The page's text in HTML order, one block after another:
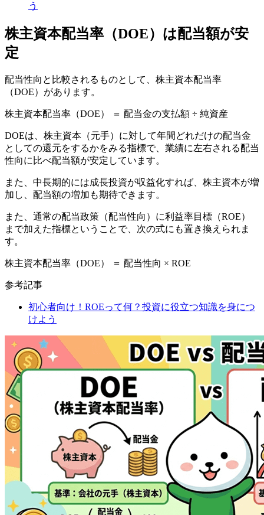
う
株主資本配当率（DOE）は配当額が安
定
配当性向と比較されるものとして、株主資本配当率
（DOE）があります。
株主資本配当率（DOE） ＝ 配当金の支払額 ÷ 純資産
DOEは、株主資本（元手）に対して年間どれだけの配当金
としての還元をするかをみる指標で、業績に左右される配当
性向に比べ配当額が安定しています。
また、中長期的には成長投資が収益化すれば、株主資本が増
加し、配当額の増加も期待できます。
また、通常の配当政策（配当性向）に利益率目標（ROE）
まで加えた指標ということで、次の式にも置き換えられま
す。
株主資本配当率（DOE） ＝ 配当性向 × ROE
参考記事
初心者向け！ROEって何？投資に役立つ知識を身につ
けよう